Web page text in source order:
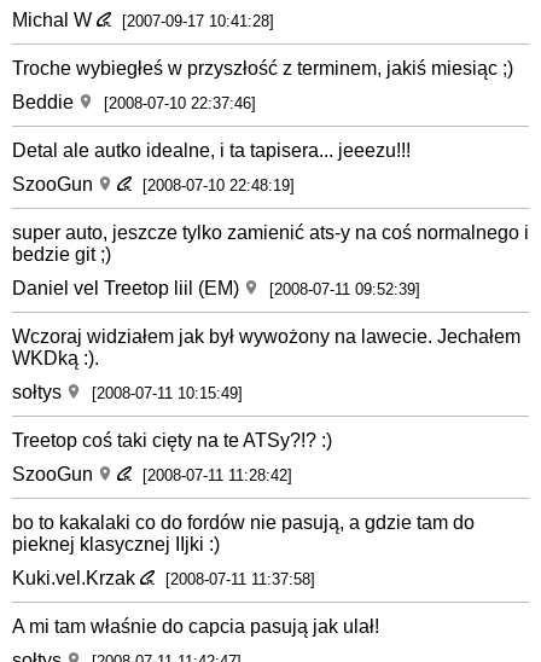
Michal W [2007-09-17 10:41:28]
Troche wybiegłeś w przyszłość z terminem, jakiś miesiąc ;)
Beddie
[2008-07-10 22:37:46]
Detal ale autko idealne, i ta tapisera... jeeezu!!!
SzooGun
[2008-07-10 22:48:19]
super auto, jeszcze tylko zamienić ats-y na coś normalnego i
bedzie git ;)
Daniel vel Treetop liil (EM)
[2008-07-11 09:52:39]
Wczoraj widziałem jak był wywożony na lawecie. Jechałem
WKDką :).
sołtys
[2008-07-11 10:15:49]
Treetop coś taki cięty na te ATSy?!? :)
SzooGun
[2008-07-11 11:28:42]
bo to kakalaki co do fordów nie pasują, a gdzie tam do
pieknej klasycznej IIjki :)
Kuki.vel.Krzak
[2008-07-11 11:37:58]
A mi tam właśnie do capcia pasują jak ulał!